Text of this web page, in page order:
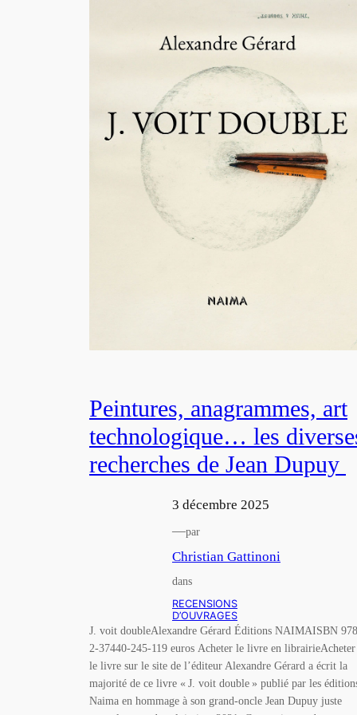
Peintures, anagrammes, art
technologique… les
recherches de Jean Dupuy
3 décembre 2025
—par
Christian Gattinoni
dans
RECENSIONS
D’OUVRAGES
J. voit doubleAlexandre Gérard Éditions NAIMAISBN
2-37440-245-119 euros Acheter le livre en librairieAcheter
le livre sur le site de l’éditeur Alexandre Gérard a écrit la
majorité de ce livre « J. voit double » publié par les
Naima en hommage à son grand-oncle Jean Dupuy juste